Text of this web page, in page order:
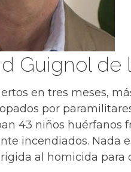
Guignol
en tres meses,
por
43 niños huérfanos
incendiados. Nada
al homicida para